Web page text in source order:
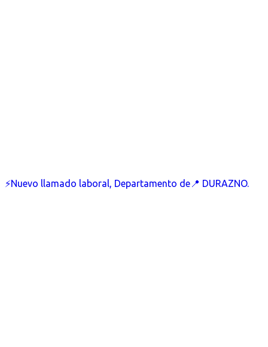
⚡Nuevo llamado laboral, Departamento de📍 DURAZNO.